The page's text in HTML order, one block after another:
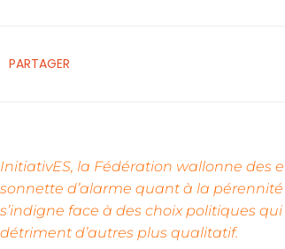
PARTAGER
InitiativES, la Fédération wallonne des
sonnette d’alarme quant à la
s’indigne face à des choix politiques
détriment d’autres plus qualitatif.